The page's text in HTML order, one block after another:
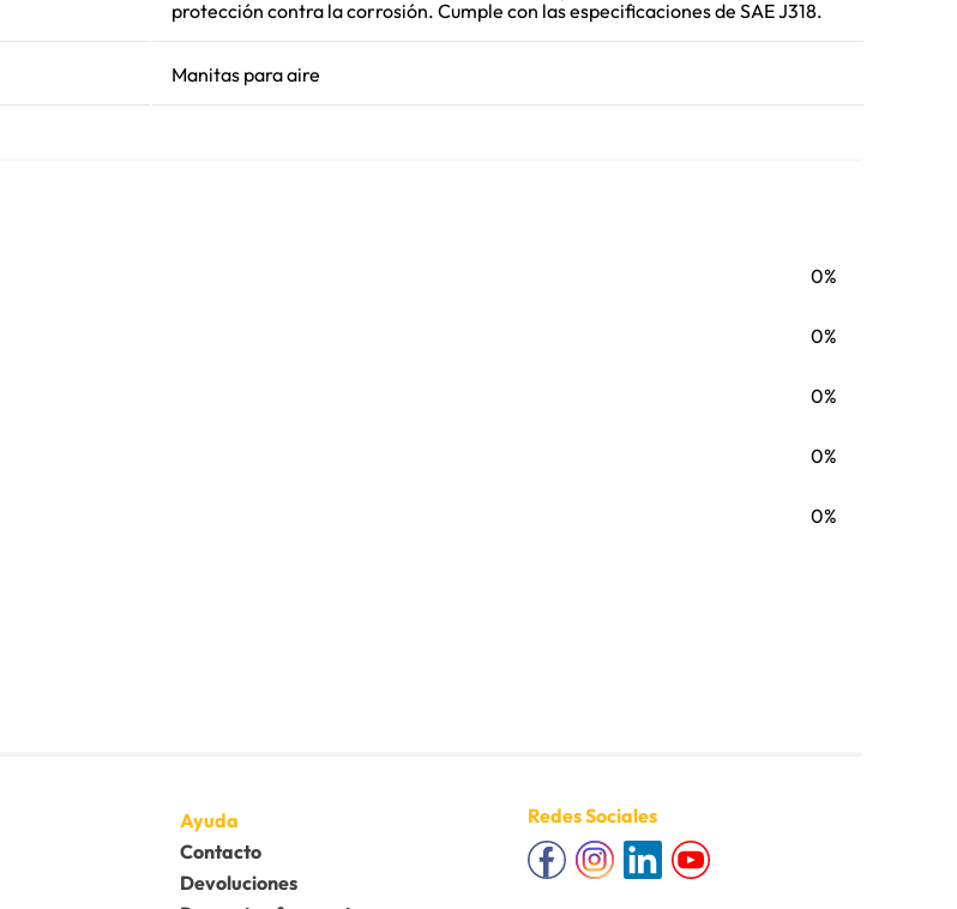
protección contra la corrosión. Cumple con las especificaciones de SAE J318.
Manitas para aire
0%
0%
0%
0%
0%
Ayuda
Contacto
Devoluciones
Redes Sociales